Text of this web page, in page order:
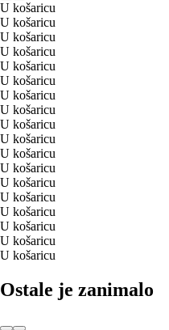
U košaricu
U košaricu
U košaricu
U košaricu
U košaricu
U košaricu
U košaricu
U košaricu
U košaricu
U košaricu
U košaricu
U košaricu
U košaricu
U košaricu
U košaricu
U košaricu
U košaricu
U košaricu
Ostale je zanimalo